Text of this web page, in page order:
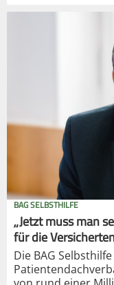
BAG SELBSTHILFE
„Jetzt muss man
für die
Die BAG